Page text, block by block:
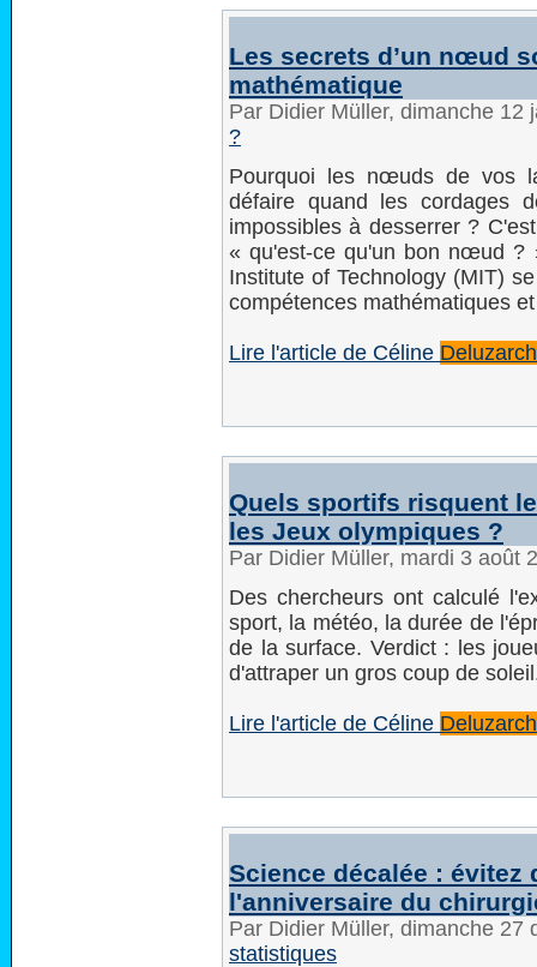
Les secrets d’un nœud
mathématique
Par Didier Müller, dimanche 12
?
Pourquoi les nœuds de vos
défaire quand les cordages
impossibles à desserrer ?
« qu'est-ce qu'un bon nœud ?
Institute of Technology (MIT)
compétences mathématiques
Lire l'article de Céline
Quels sportifs risquent
les Jeux olympiques ?
Par Didier Müller, mardi 3 août
Des chercheurs ont calculé
sport, la météo, la durée de
de la surface. Verdict : les
d'attraper un gros coup de
Lire l'article de Céline
Science décalée : évitez
l'anniversaire du
Par Didier Müller, dimanche
statistiques